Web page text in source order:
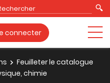
connecter
Feuilleter le catalogue
chimie